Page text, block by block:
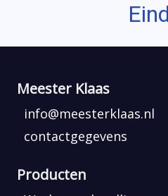
Meester Klaas
info@meesterklaas.nl
contactgegevens
Producten